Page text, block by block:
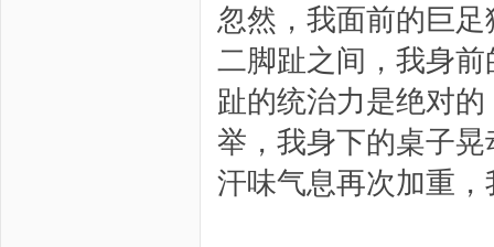
忽然，我面前的巨
二脚趾之间，我身
趾的统治力是绝对
举，我身下的桌子
汗味气息再次加重